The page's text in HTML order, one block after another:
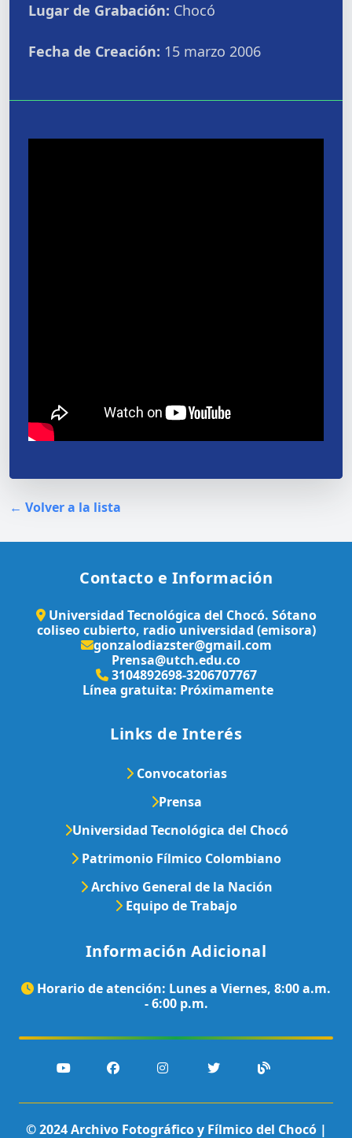
Lugar de Grabación: Chocó
Fecha de Creación: 15 marzo 2006
← Volver a la lista
Contacto e Información
Universidad Tecnológica del Chocó. Sótano
coliseo cubierto, radio universidad (emisora)
gonzalodiazster@gmail.com
Prensa@utch.edu.co
3104892698-3206707767
Línea gratuita: Próximamente
Links de Interés
Convocatorias
Prensa
Universidad Tecnológica del Chocó
Patrimonio Fílmico Colombiano
Archivo General de la Nación
Equipo de Trabajo
Información Adicional
Horario de atención: Lunes a Viernes, 8:00 a.m.
- 6:00 p.m.
© 2024 Archivo Fotográfico y Fílmico del Chocó |